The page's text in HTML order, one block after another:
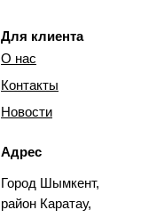
Для клиента
О нас
Контакты
Новости
Адрес
Город Шымкент,
район Каратау,